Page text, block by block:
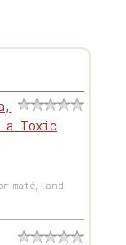
Toxic
maté, and